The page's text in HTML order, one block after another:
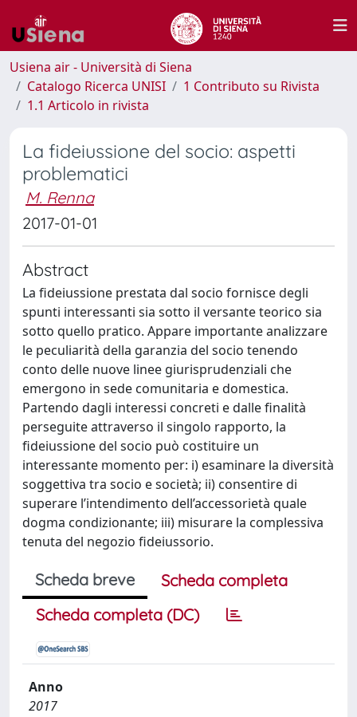
Usiena air - Università di Siena
Catalogo Ricerca UNISI
1 Contributo su Rivista
1.1 Articolo in rivista
La fideiussione del socio: aspetti
problematici
M. Renna
2017-01-01
Abstract
La fideiussione prestata dal socio fornisce degli
spunti interessanti sia sotto il versante teorico sia
sotto quello pratico. Appare importante analizzare
le peculiarità della garanzia del socio tenendo
conto delle nuove linee giurisprudenziali che
emergono in sede comunitaria e domestica.
Partendo dagli interessi concreti e dalle finalità
perseguite attraverso il singolo rapporto, la
fideiussione del socio può costituire un
interessante momento per: i) esaminare la diversità
soggettiva tra socio e società; ii) consentire di
superare l’intendimento dell’accessorietà quale
dogma condizionante; iii) misurare la complessiva
tenuta del negozio fideiussorio.
Scheda breve
Scheda completa
Scheda completa (DC)
Anno
2017